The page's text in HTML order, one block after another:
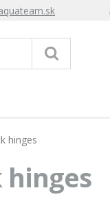
hinges
hinges